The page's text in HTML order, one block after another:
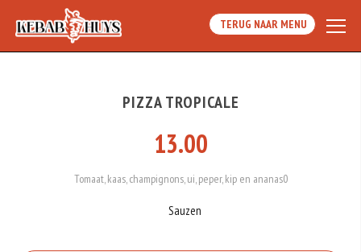
TERUG NAAR MENU
PIZZA TROPICALE
13.00
Tomaat, kaas, champignons, ui, peper, kip en ananas0
Sauzen